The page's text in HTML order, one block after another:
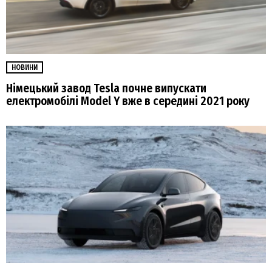
НОВИНИ
Німецький завод Tesla почне випускати
електромобілі Model Y вже в середині 2021 року